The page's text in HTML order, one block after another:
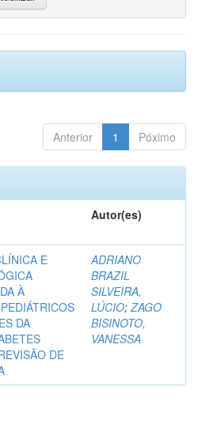
Anterior 1 Póximo
Autor(es)
E
À
DA
DE
ADRIANO
BRAZIL
SILVEIRA,
LÚCIO;ZAGO
BISINOTO,
VANESSA